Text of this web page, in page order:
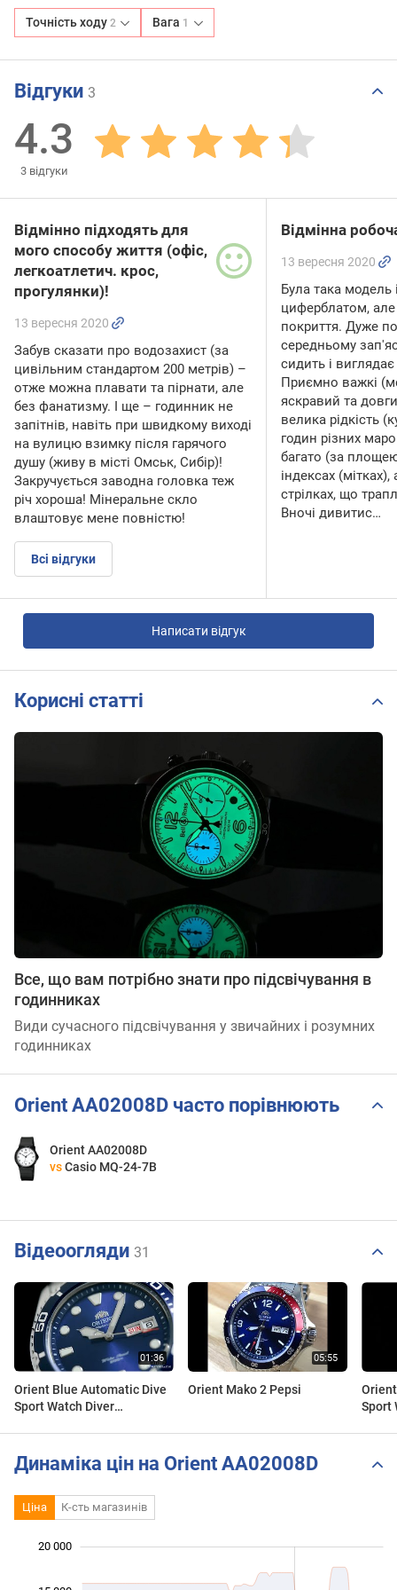
Точність ходу 2 Вага 1
Відгуки 3
4.3
3 відгуки
Відмінно підходять для
мого способу життя (офіс,
легкоатлетич. крос,
прогулянки)!
13 вересня 2020
Забув сказати про водозахист (за
цивільним стандартом 200 метрів) –
отже можна плавати та пірнати, але
без фанатизму. І ще – годинник не
запітнів, навіть при швидкому виході
на вулицю взимку після гарячого
душу (живу в місті Омськ, Сибір)!
Закручується заводна головка теж
річ хороша! Мінеральне скло
влаштовує мене повністю!
Всі відгуки
Відмінна
13 вересня 2020
Була така модель
циферблатом,
покриття. Дуже
середньому
сидить і
Приємно важкі
яскравий та
велика рідкість
годин різних
багато (за
індексах (мітках),
стрілках, що
Вночі дивитис…
Написати відгук
Корисні статті
Все, що вам потрібно знати про підсвічування в
годинниках
Види сучасного підсвічування у звичайних і розумних
годинниках
Orient AA02008D часто порівнюють
Orient AA02008D
vs Casio MQ-24-7B
Відеоогляди 31
Orient Blue Automatic Dive
Sport Watch Diver
Orient Mako 2 Pepsi
Sport
Динаміка цін на Orient AA02008D
Ціна К-сть магазинів
20 000